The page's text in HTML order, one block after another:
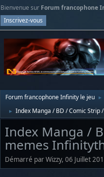
Bienvenue sur Forum francophone
Inscrivez-vous
Forum francophone Infinity le jeu ►
► Index Manga / BD / Comic
Index Manga /
memes
Démarré par Wizzy, 06 Juillet